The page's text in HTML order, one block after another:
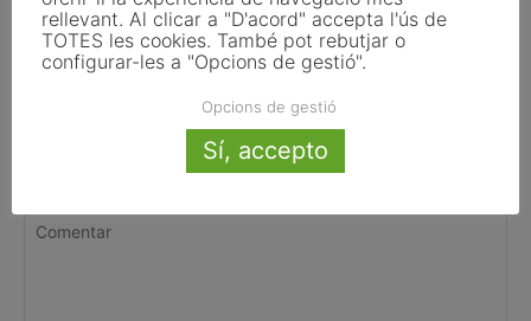
de transparència de la Llei d’IA que
afecten els ajuntaments
rellevant. Al clicar a "D'acord" accepta l'ús de
TOTES les cookies. També pot rebutjar o
configurar-les a "Opcions de gestió".
Opcions de gestió
Sí, accepto